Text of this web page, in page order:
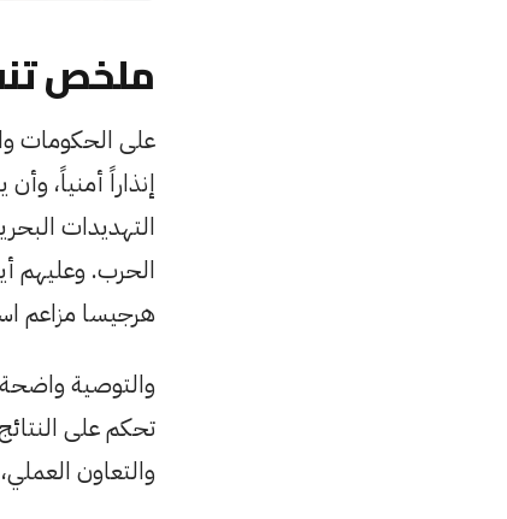
ملخص
على الحكومات
إنذاراً أمنياً،
التهديدات
الحرب. وعليهم
هرجيسا مزاعم
والتوصية
تحكم على
والتعاون